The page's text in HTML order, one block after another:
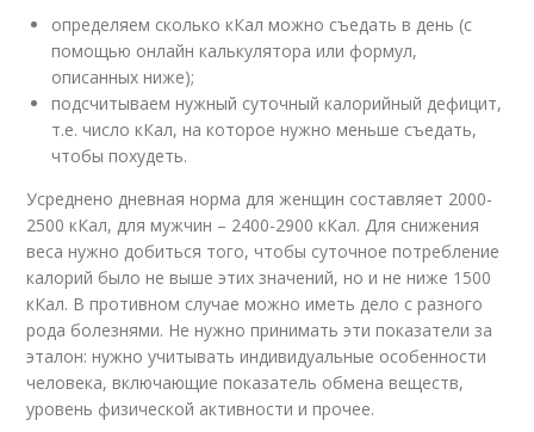
определяем сколько кКал можно съедать в день (с
помощью онлайн калькулятора или формул,
описанных ниже);
подсчитываем нужный суточный калорийный дефицит,
т.е. число кКал, на которое нужно меньше съедать,
чтобы похудеть.
Усреднено дневная норма для женщин составляет 2000-
2500 кКал, для мужчин – 2400-2900 кКал. Для снижения
веса нужно добиться того, чтобы суточное потребление
калорий было не выше этих значений, но и не ниже 1500
кКал. В противном случае можно иметь дело с разного
рода болезнями. Не нужно принимать эти показатели за
эталон: нужно учитывать индивидуальные особенности
человека, включающие показатель обмена веществ,
уровень физической активности и прочее.